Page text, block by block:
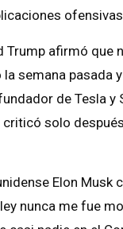
Trump afirmó que
semana
de Tesla
solo
Elon
nunca me fue